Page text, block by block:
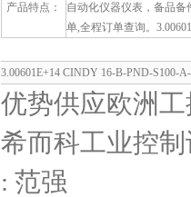
产品特点：
自动化仪器仪表，备品
单,全程订单查询。
3.00601E+14 CINDY 16-B-PND-S100-
优势供应欧洲
希而科工业控
: 范强